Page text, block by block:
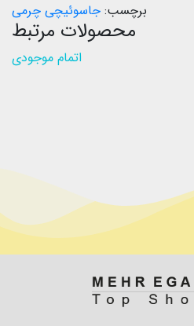
برچسب: جاسوئیچی چرمی
محصولات مرتبط
اتمام موجودی